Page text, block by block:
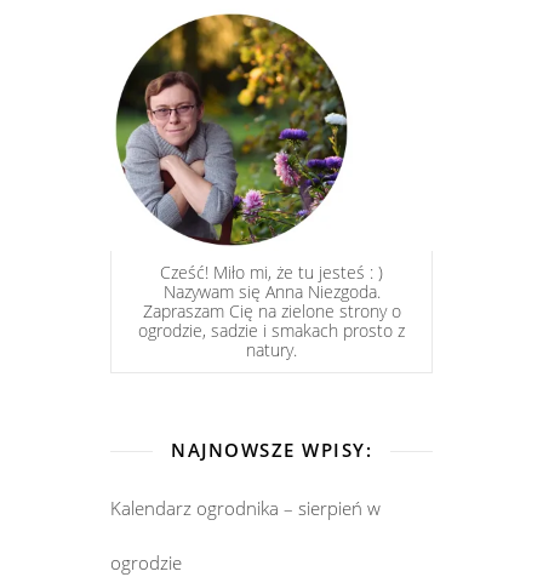
Cześć! Miło mi, że tu jesteś : )
Nazywam się Anna Niezgoda.
Zapraszam Cię na zielone strony o
ogrodzie, sadzie i smakach prosto z
natury.
NAJNOWSZE WPISY:
Kalendarz ogrodnika – sierpień w
ogrodzie